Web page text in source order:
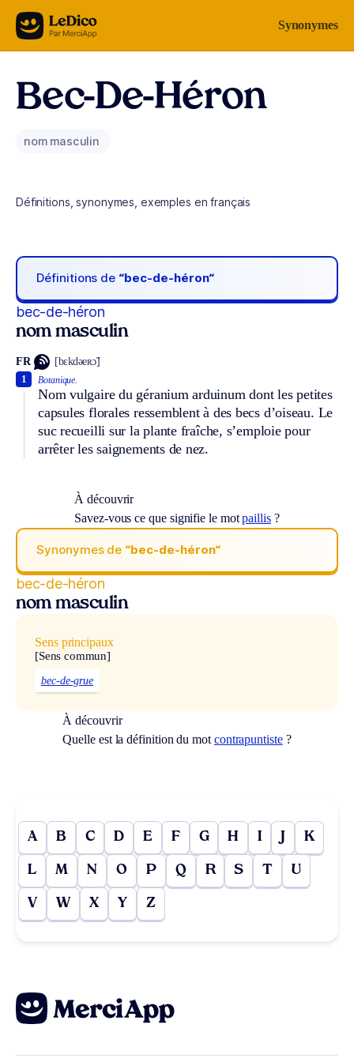
Aller au contenu Synonymes
Bec-De-Héron
nom masculin
Définitions, synonymes, exemples en français
Définitions de “bec-de-héron“
bec-de-héron
nom masculin
FR [bɛkdəeʀɔ̃]
Botanique.
Nom vulgaire du géranium arduinum dont les petites
capsules florales ressemblent à des becs d’oiseau. Le
suc recueilli sur la plante fraîche, s’emploie pour
arrêter les saignements de nez.
1
À découvrir
Savez-vous ce que signifie le motpaillis?
Synonymes de “bec-de-héron“
bec-de-héron
nom masculin
Sens principaux
[Sens commun]
bec-de-grue
À découvrir
Quelle est la définition du mot contrapuntiste?
A B C D E F G H I J K
L M N O P Q R S T U
V W X Y Z